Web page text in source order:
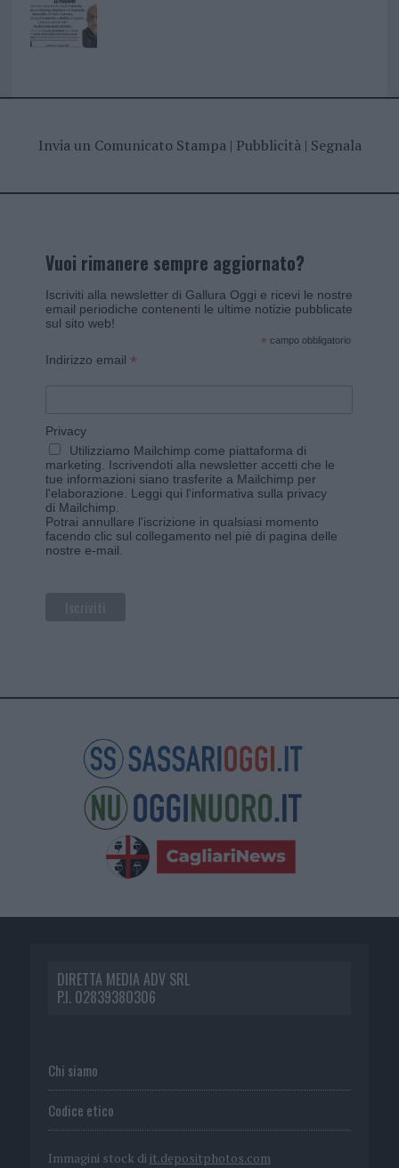
Invia un Comunicato Stampa| Pubblicità| Segnala
Vuoi rimanere sempre aggiornato?
Iscriviti alla newsletter di Gallura Oggi e ricevi le nostre
email periodiche contenenti le ultime notizie pubblicate
sul sito web!
* campo obbligatorio
Indirizzo email *
Privacy
Utilizziamo Mailchimp come piattaforma di
marketing. Iscrivendoti alla newsletter accetti che le
tue informazioni siano trasferite a Mailchimp per
l'elaborazione. Leggi qui l'informativa sulla privacy
di Mailchimp
Potrai annullare l'iscrizione in qualsiasi momento
facendo clic sul collegamento nel piè di pagina delle
nostre e-mail.
DIRETTA MEDIA ADV SRL
P.I. 02839380306
Chi siamo
Codice etico
Immagini stock di it.depositphotos.com